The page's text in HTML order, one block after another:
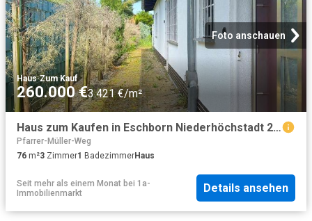
Foto anschauen
Haus·Zum Kauf
260.000 €3.421 €/m²
Haus zum Kaufen in Eschborn Niederhöchstadt 260.000,00 EUR 76 m²
Pfarrer-Müller-Weg
76 m²3 Zimmer1 BadezimmerHaus
Seit mehr als einem Monat bei 1a-
Immobilienmarkt
Details ansehen